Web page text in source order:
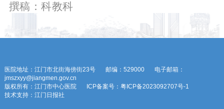
撰稿：科教科
医院地址：江门市北街海傍街23号 邮编：529000
电子邮箱：
jmszxyy@jiangmen.gov.cn
版权所有：江门市中心医院
ICP备案号：粤ICP备2023092707号-1
技术支持：江门日报社